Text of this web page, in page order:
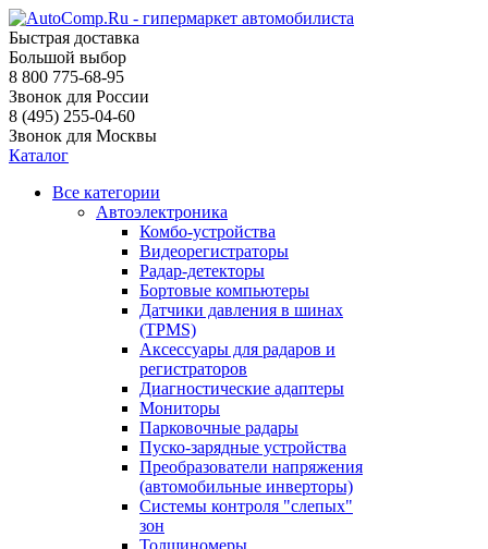
Быстрая доставка
Большой выбор
8 800 775-68-95
Звонок для России
8 (495) 255-04-60
Звонок для Москвы
Каталог
Все категории
Автоэлектроника
Комбо-устройства
Видеорегистраторы
Радар-детекторы
Бортовые компьютеры
Датчики давления в шинах
(TPMS)
Аксессуары для радаров и
регистраторов
Диагностические адаптеры
Мониторы
Парковочные радары
Пуско-зарядные устройства
Преобразователи напряжения
(автомобильные инверторы)
Системы контроля "слепых"
зон
Толщиномеры